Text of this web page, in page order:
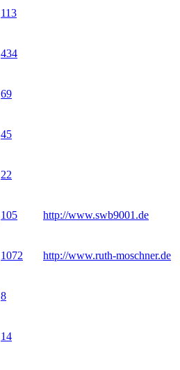
113
434
69
45
22
105 http://www.swb9001.de
1072 http://www.ruth-moschner.de
8
14